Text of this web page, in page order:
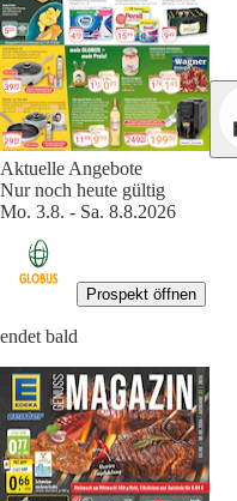
Aktuelle Angebote
Nur noch heute gültig
Mo. 3.8. - Sa. 8.8.2026
Prospekt öffnen
endet bald